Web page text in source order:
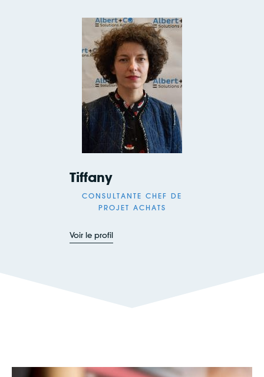
Tiffany
CONSULTANTE CHEF DE
PROJET ACHATS
Voir le profil